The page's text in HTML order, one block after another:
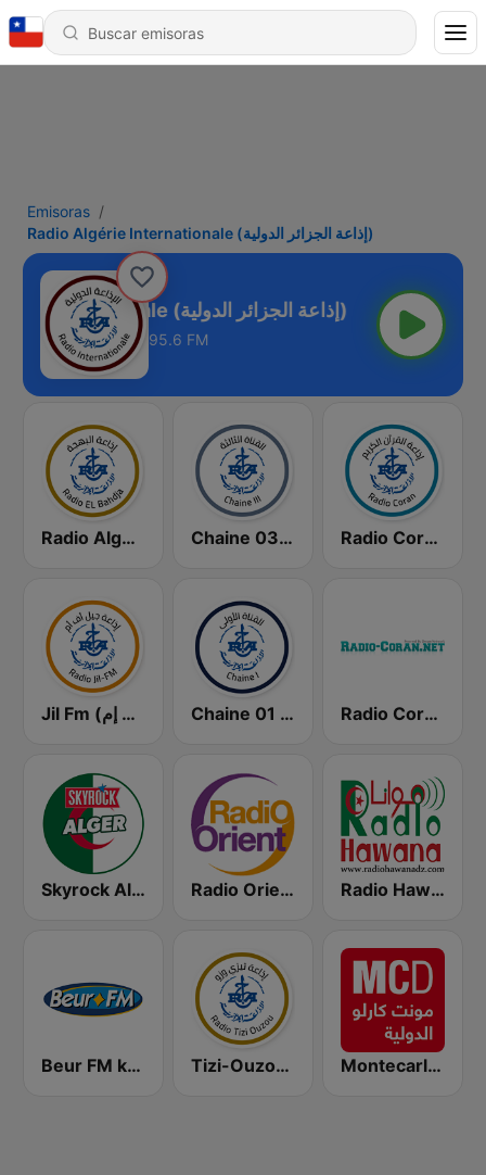
Emisoras
Radio Algérie Internationale (إذاعة الجزائر الدولية)
Radio Algérie Internationale (إذاعة الجزائر الدولية)
95.6 FM
Radio Algérienne - El Bahdja (إذاعة البهجة) Chaine 03 (القناة الثالثة) Radio Coran (إذاعة القرآن الكريم)
Jil Fm (جيل إف إم) Chaine 01 (القناة الأولى) Radio Coran (إذاعة القرآن الكريم)
Skyrock Alger Radio Orient Radio Hawana (راديو هوانا)
Beur FM kabyle Tizi-Ouzou (تيزي وزو) Montecarlo al doualiya (مونت كارلو الدولية)